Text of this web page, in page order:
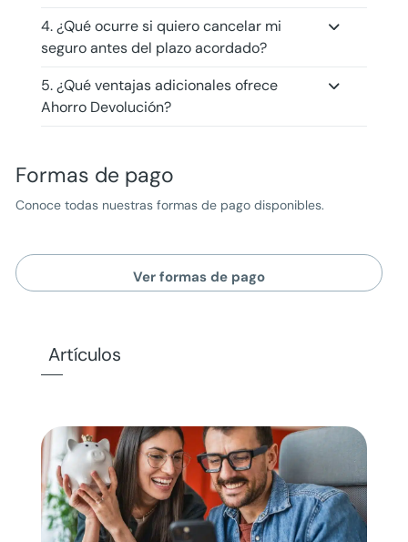
4. ¿Qué ocurre si quiero cancelar mi
seguro antes del plazo acordado?
5. ¿Qué ventajas adicionales ofrece
Ahorro Devolución?
Formas de pago
Conoce todas nuestras formas de pago disponibles.
Ver formas de pago
Artículos